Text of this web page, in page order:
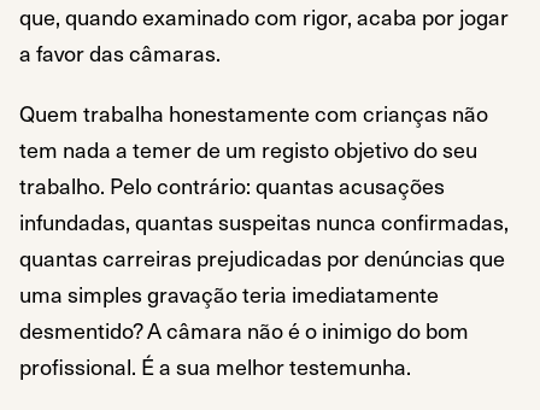
que, quando examinado com rigor, acaba por jogar
a favor das câmaras.
Quem trabalha honestamente com crianças não
tem nada a temer de um registo objetivo do seu
trabalho. Pelo contrário: quantas acusações
infundadas, quantas suspeitas nunca confirmadas,
quantas carreiras prejudicadas por denúncias que
uma simples gravação teria imediatamente
desmentido? A câmara não é o inimigo do bom
profissional. É a sua melhor testemunha.